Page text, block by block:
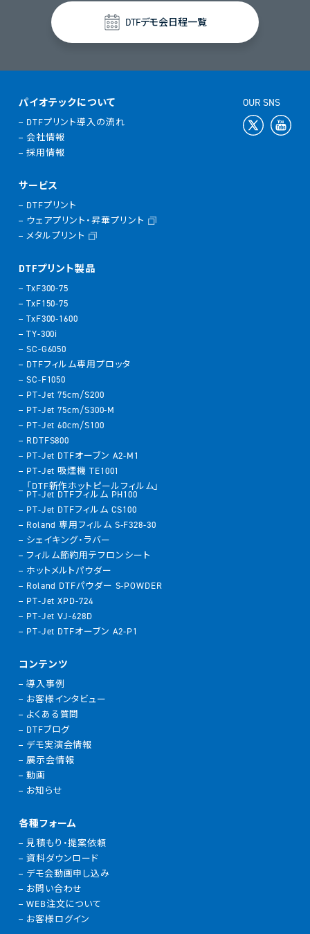
DTFデモ会日程一覧
パイオテックについて
DTFプリント導入の流れ
会社情報
採用情報
サービス
DTFプリント
ウェアプリント・昇華プリント
メタルプリント
DTFプリント製品
TxF300-75
TxF150-75
TxF300-1600
TY-300i
SC-G6050
DTFフィルム専用プロッタ
SC-F1050
PT-Jet 75cm/S200
PT-Jet 75cm/S300-M
PT-Jet 60cm/S100
RDTFS800
PT-Jet DTFオーブン A2-M1
PT-Jet 吸煙機 TE1001
「DTF新作ホットピールフィルム」
PT-Jet DTFフィルム PH100
PT-Jet DTFフィルム CS100
Roland 専用フィルム S-F328-30
シェイキング・ラバー
フィルム節約用テフロンシート
ホットメルトパウダー
Roland DTFパウダー S-POWDER
PT-Jet XPD-724
PT-Jet VJ-628D
PT-Jet DTFオーブン A2-P1
コンテンツ
導入事例
お客様インタビュー
よくある質問
DTFブログ
デモ実演会情報
展示会情報
動画
お知らせ
各種フォーム
見積もり・提案依頼
資料ダウンロード
デモ会動画申し込み
お問い合わせ
WEB注文について
お客様ログイン
OUR SNS